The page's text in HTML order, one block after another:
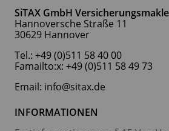
SiTAX GmbH
Hannoversche Straße 11
30629 Hannover
Tel.: +49 (0)511 58 40 00
Famailto:x: +49 (0)511 58 49 73
Email: info@sitax.de
INFORMATIONEN